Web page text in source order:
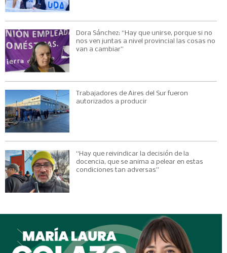
Dora Sánchez: “Hay que unirse, porque si no
nos ven juntas a nivel provincial las cosas no
van a cambiar”
Trabajadores de Aires del Sur fueron
autorizados a producir
“Hay que reivindicar la decisión de la
docencia, que se anima a pelear en estas
condiciones tan adversas”